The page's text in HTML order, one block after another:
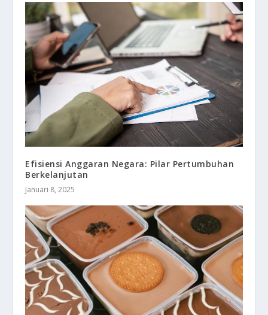
Efisiensi Anggaran Negara: Pilar Pertumbuhan
Berkelanjutan
Januari 8, 2025